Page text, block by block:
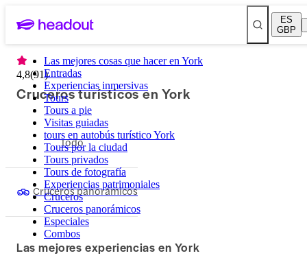
ES
GBP
Las mejores cosas que hacer en York
Entradas
Experiencias inmersivas
Tours
Tours a pie
Visitas guiadas
tours en autobús turístico York
Tours por la ciudad
Tours privados
Tours de fotografía
Experiencias patrimoniales
Cruceros
Cruceros panorámicos
Especiales
Combos
4,8(91)
Cruceros turísticos en York
Todo
Cruceros panorámicos
Las mejores experiencias en York